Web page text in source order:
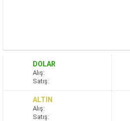
DOLAR
Alış:
Satış:
ALTIN
Alış:
Satış: